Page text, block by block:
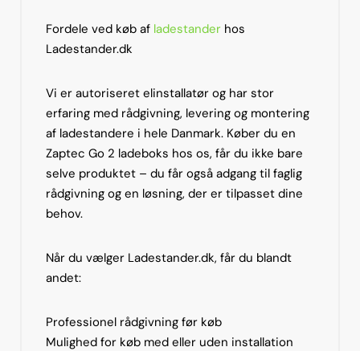
Fordele ved køb af ladestander hos
Ladestander.dk
Vi er autoriseret elinstallatør og har stor
erfaring med rådgivning, levering og montering
af ladestandere i hele Danmark. Køber du en
Zaptec Go 2 ladeboks hos os, får du ikke bare
selve produktet – du får også adgang til faglig
rådgivning og en løsning, der er tilpasset dine
behov.
Når du vælger Ladestander.dk, får du blandt
andet:
Professionel rådgivning før køb
Mulighed for køb med eller uden installation